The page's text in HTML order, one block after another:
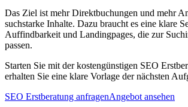
Das Ziel ist mehr Direktbuchungen und mehr
suchstarke Inhalte. Dazu braucht es eine klare
Auffindbarkeit und Landingpages, die zur
passen.
Starten Sie mit der kostengünstigen SEO
erhalten Sie eine klare Vorlage der nächsten
SEO Erstberatung anfragenAngebot ansehen